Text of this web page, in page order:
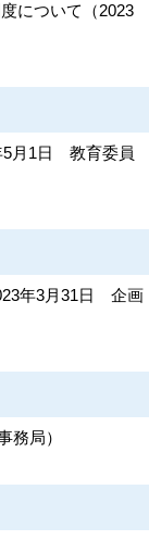
について （2023
月1日
教育委員
年3月31日
企画
務局）